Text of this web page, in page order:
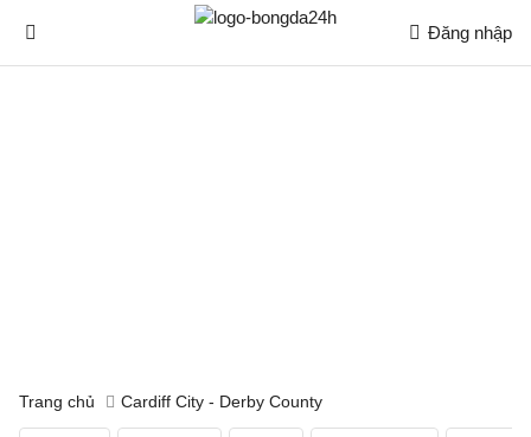
Đăng nhập
Trang chủ Cardiff City - Derby County